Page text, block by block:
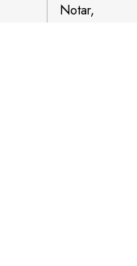
Notar,